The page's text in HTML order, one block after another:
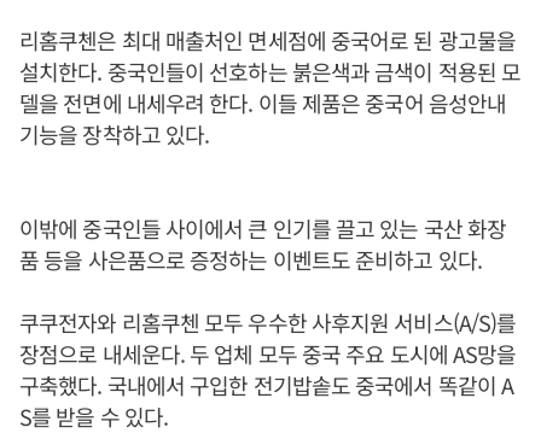
리홈쿠첸은 최대 매출처인 면세점에 중국어로 된 광고물을
설치한다. 중국인들이 선호하는 붉은색과 금색이 적용된 모
델을 전면에 내세우려 한다. 이들 제품은 중국어 음성안내
기능을 장착하고 있다.
이밖에 중국인들 사이에서 큰 인기를 끌고 있는 국산 화장
품 등을 사은품으로 증정하는 이벤트도 준비하고 있다.
쿠쿠전자와 리홈쿠첸 모두 우수한 사후지원 서비스(A/S)를
장점으로 내세운다. 두 업체 모두 중국 주요 도시에 AS망을
구축했다. 국내에서 구입한 전기밥솥도 중국에서 똑같이 A
S를 받을 수 있다.